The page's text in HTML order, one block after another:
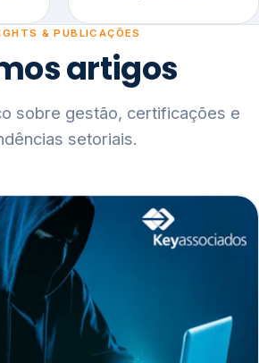
& PUBLICAÇÕES
artigos
sobre gestão, certificações e
setoriais.